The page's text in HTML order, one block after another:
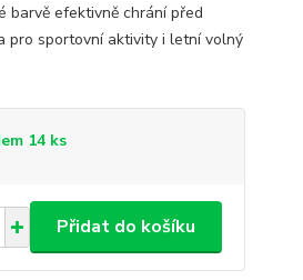
barvě efektivně chrání před
pro sportovní aktivity i letní volný
14 ks
Přidat do košíku